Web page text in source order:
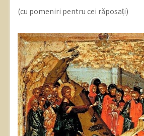
(cu pomeniri pentru cei răposați)